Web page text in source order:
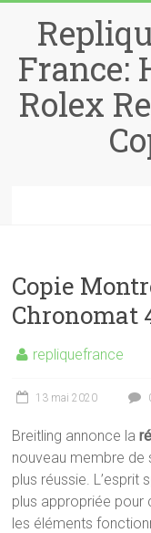
France:
Rolex
Copie
Chronomat
repliquefrance
13 mai 2020
Breitling annonce la
nouveau membre de
plus réussie.
plus appropriée pour
les éléments